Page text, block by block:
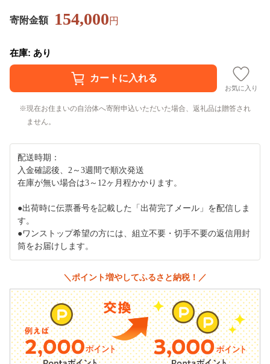
寄附金額 154,000円
在庫: あり
お気に入り
現在お住まいの自治体へ寄附申込いただいた場合、返礼品は贈答され
ません。
配送時期：
入金確認後、2～3週間で順次発送
在庫が無い場合は3～12ヶ月程かかります。
●出荷時に伝票番号を記載した「出荷完了メール」を配信しま
す。
●ワンストップ希望の方には、組立不要・切手不要の返信用封
筒をお届けします。
＼ポイント増やしてふるさと納税！／